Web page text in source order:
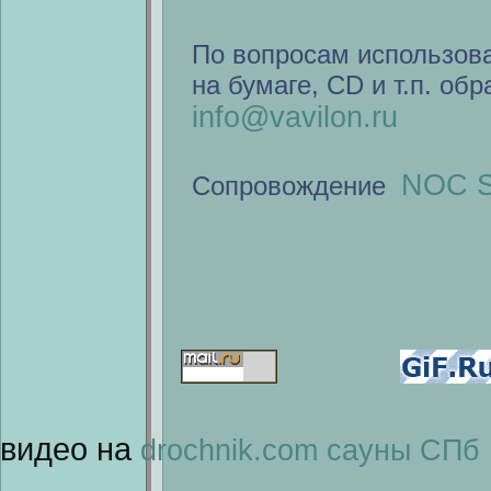
По вопросам
на бумаге, CD и т.п.
info@vavilon.ru
Сопровождение NOC
видео на drochnik.com сауны СПб